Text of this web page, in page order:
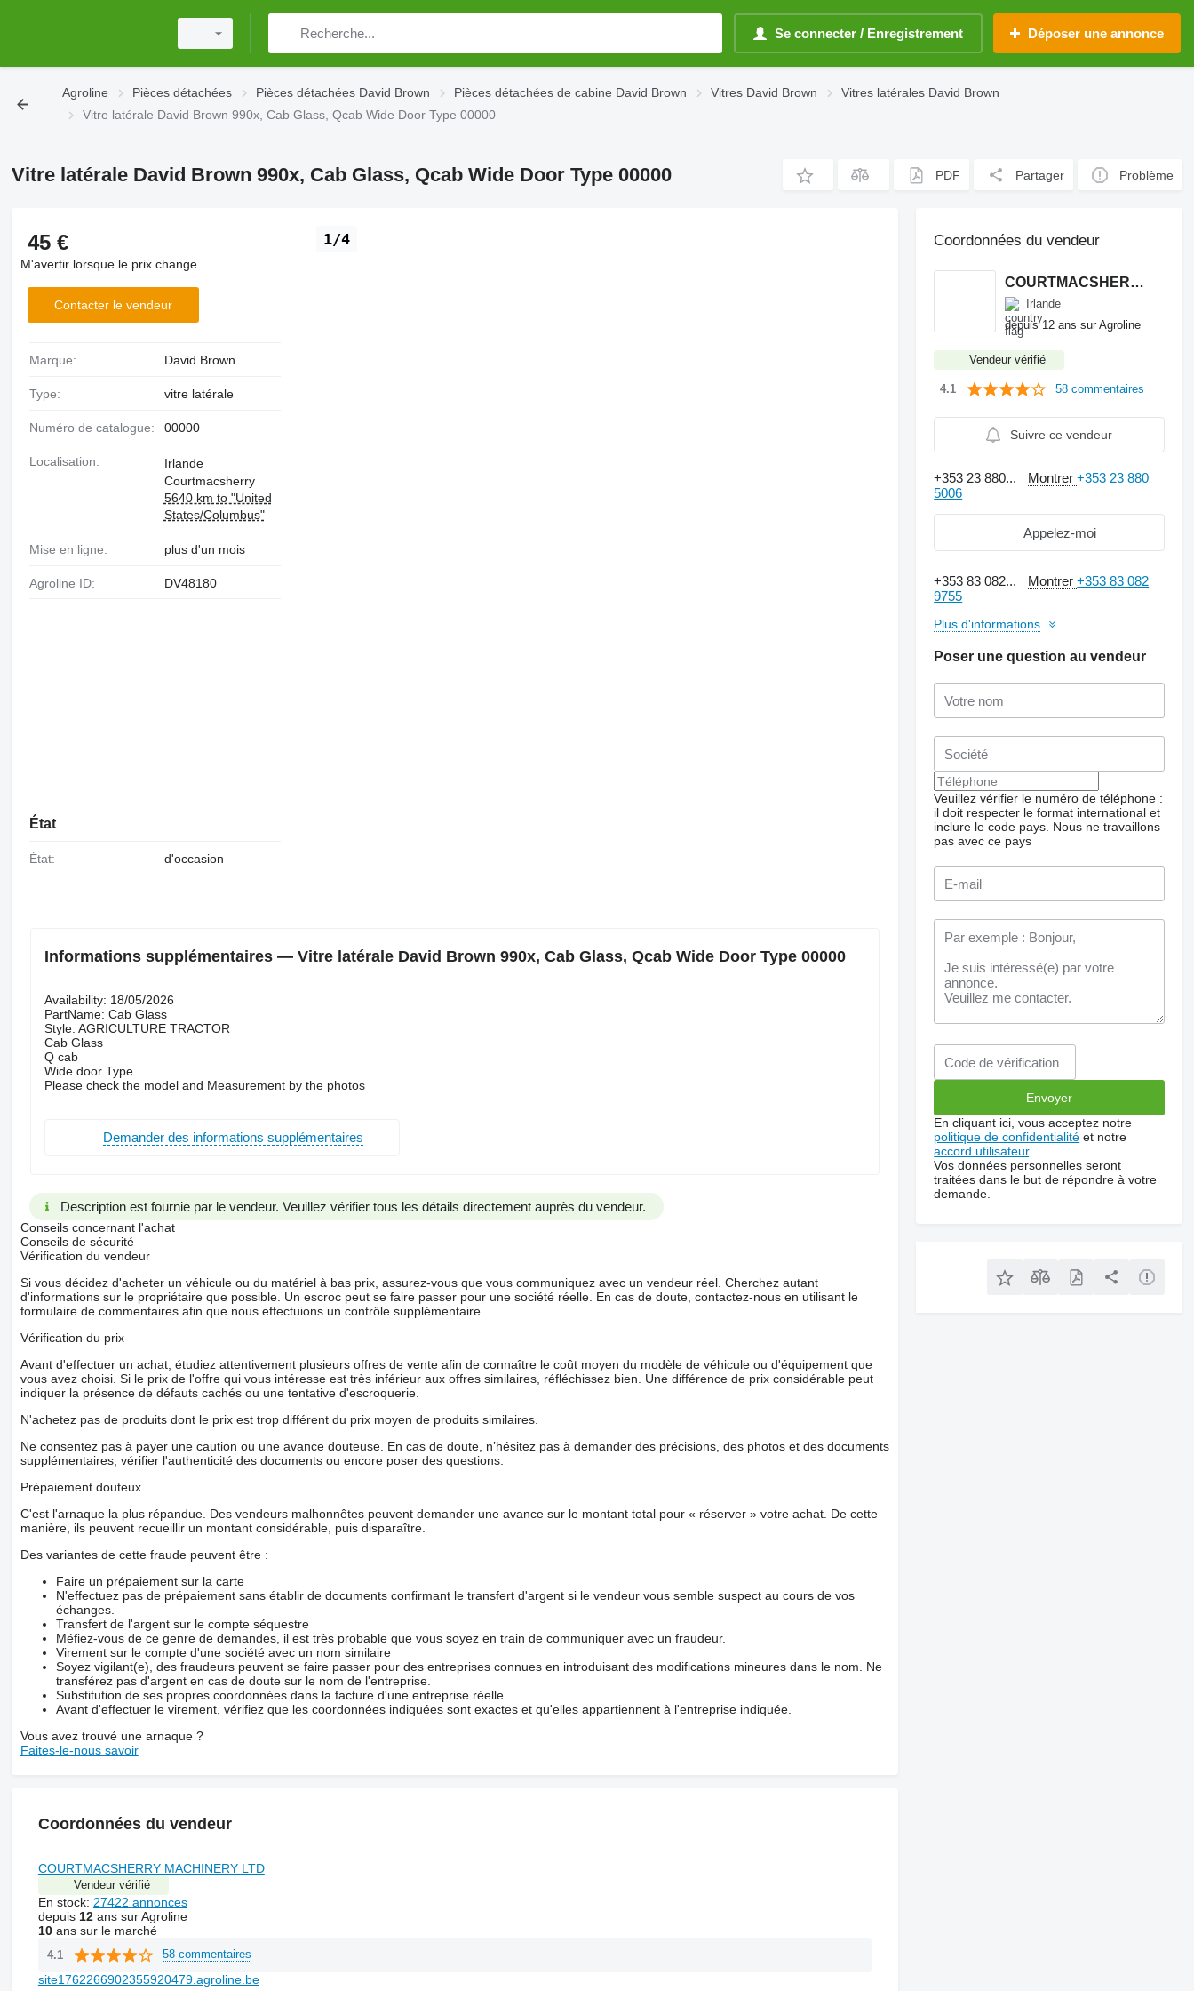
Se connecter / Enregistrement Déposer une annonce
Agroline Pièces détachées Pièces détachées David Brown Pièces détachées de cabine David Brown Vitres David Brown
Vitres latérales David Brown
Vitre latérale David Brown 990x, Cab Glass, Qcab Wide Door Type 00000
Vitre latérale David Brown 990x, Cab Glass, Qcab Wide Door Type 00000 PDF Partager Problème
Demander plus de
photos
1/4
45 €
M'avertir lorsque le prix change
Contacter le vendeur
Marque: David Brown
Type: vitre latérale
Numéro de catalogue: 00000
Localisation:
Irlande
Courtmacsherry
5640 km to "United
States/Columbus"
Mise en ligne: plus d'un mois
Agroline ID: DV48180
État
État: d'occasion
Informations supplémentaires — Vitre latérale David Brown 990x, Cab Glass, Qcab Wide Door Type 00000
Availability: 18/05/2026
PartName: Cab Glass
Style: AGRICULTURE TRACTOR
Cab Glass
Q cab
Wide door Type
Please check the model and Measurement by the photos
Demander des informations supplémentaires
Description est fournie par le vendeur. Veuillez vérifier tous les détails directement auprès du vendeur.
Conseils concernant l'achat
Conseils de sécurité
Vérification du vendeur
Si vous décidez d'acheter un véhicule ou du matériel à bas prix, assurez-vous que vous communiquez avec un vendeur réel. Cherchez autant
d'informations sur le propriétaire que possible. Un escroc peut se faire passer pour une société réelle. En cas de doute, contactez-nous en utilisant le
formulaire de commentaires afin que nous effectuions un contrôle supplémentaire.
Vérification du prix
Avant d'effectuer un achat, étudiez attentivement plusieurs offres de vente afin de connaître le coût moyen du modèle de véhicule ou d'équipement que
vous avez choisi. Si le prix de l'offre qui vous intéresse est très inférieur aux offres similaires, réfléchissez bien. Une différence de prix considérable peut
indiquer la présence de défauts cachés ou une tentative d'escroquerie.
N'achetez pas de produits dont le prix est trop différent du prix moyen de produits similaires.
Ne consentez pas à payer une caution ou une avance douteuse. En cas de doute, n’hésitez pas à demander des précisions, des photos et des documents
supplémentaires, vérifier l'authenticité des documents ou encore poser des questions.
Prépaiement douteux
C'est l'arnaque la plus répandue. Des vendeurs malhonnêtes peuvent demander une avance sur le montant total pour « réserver » votre achat. De cette
manière, ils peuvent recueillir un montant considérable, puis disparaître.
Des variantes de cette fraude peuvent être :
Faire un prépaiement sur la carte
N'effectuez pas de prépaiement sans établir de documents confirmant le transfert d'argent si le vendeur vous semble suspect au cours de vos
échanges.
Transfert de l'argent sur le compte séquestre
Méfiez-vous de ce genre de demandes, il est très probable que vous soyez en train de communiquer avec un fraudeur.
Virement sur le compte d'une société avec un nom similaire
Soyez vigilant(e), des fraudeurs peuvent se faire passer pour des entreprises connues en introduisant des modifications mineures dans le nom. Ne
transférez pas d'argent en cas de doute sur le nom de l'entreprise.
Substitution de ses propres coordonnées dans la facture d'une entreprise réelle
Avant d'effectuer le virement, vérifiez que les coordonnées indiquées sont exactes et qu'elles appartiennent à l'entreprise indiquée.
Vous avez trouvé une arnaque ?
Faites-le-nous savoir
Coordonnées du vendeur
COURTMACSHERRY MACHINERY LTD
Vendeur vérifié
En stock: 27422 annonces
depuis 12ans sur Agroline
10ans sur le marché
4.1 58 commentaires
site1762266902355920479.agroline.be
Coordonnées du vendeur
COURTMACSHERRY MACHINERY LTD
Irlande
depuis 12 ans sur Agroline
Vendeur vérifié
4.1 58 commentaires
Suivre ce vendeur
+353 23 880... Montrer+353 23 880
5006
Appelez-moi
+353 83 082... Montrer+353 83 082
9755
Plus d'informations
Poser une question au vendeur
Veuillez vérifier le numéro de téléphone :
il doit respecter le format international et
inclure le code pays. Nous ne travaillons
pas avec ce pays
En cliquant ici, vous acceptez notre
politique de confidentialité et notre
accord utilisateur.
Vos données personnelles seront
traitées dans le but de répondre à votre
demande.